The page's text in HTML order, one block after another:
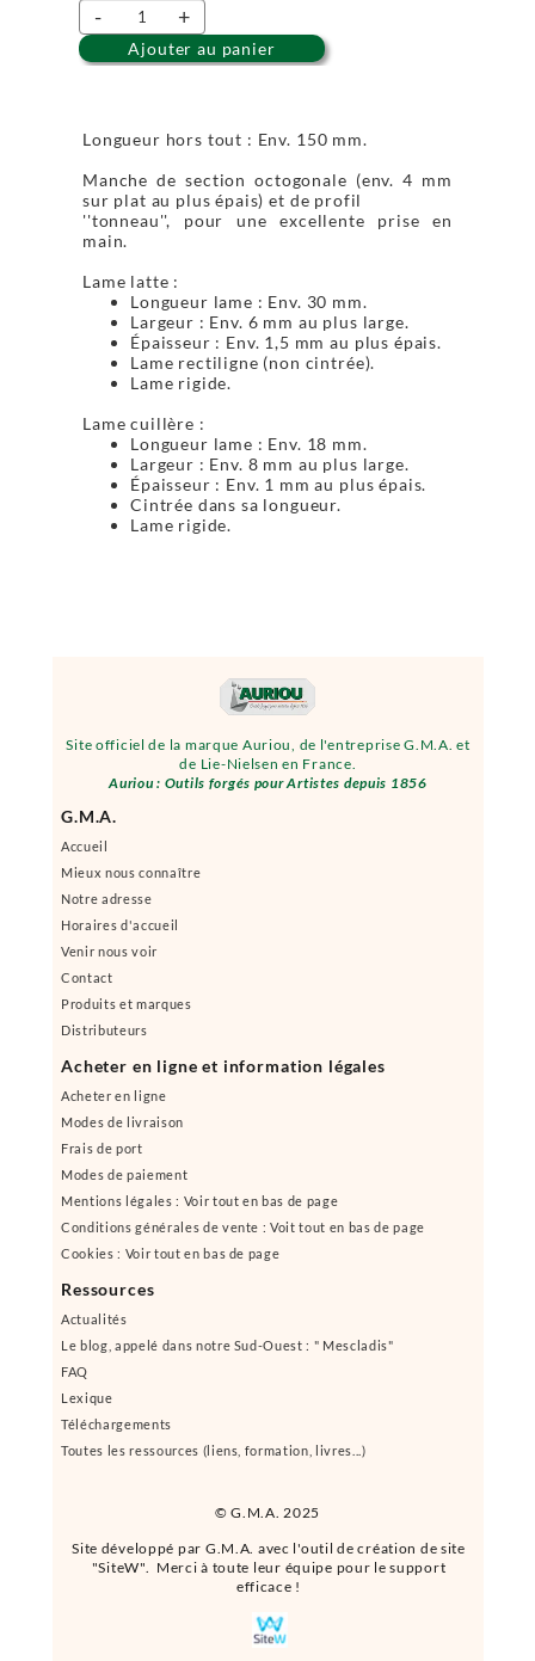
© G.M.A. 2025
Site officiel de la marque Auriou, de l'entreprise G.M.A. et
de Lie-Nielsen en France.
Auriou : Outils forgés pour Artistes depuis 1856
Site développé par G.M.A. avec l'outil de création de site
"SiteW". Merci à toute leur équipe pour le support
efficace !
G.M.A.
Accueil
Mieux nous connaître
Notre adresse
Horaires d'accueil
Venir nous voir
Contact
Produits et marques
Distributeurs
Acheter en ligne et information légales
Acheter en ligne
Modes de livraison
Frais de port
Modes de paiement
Mentions légales : Voir tout en bas de page
Conditions générales de vente : Voit tout en bas de page
Cookies : Voir tout en bas de page
Ressources
Actualités
Le blog, appelé dans notre Sud-Ouest : " Mescladis"
FAQ
Lexique
Téléchargements
Toutes les ressources (liens, formation, livres...)
- +
Ajouter au panier
Longueur hors tout : Env. 150 mm.
Manche de section octogonale (env. 4 mm
sur plat au plus épais) et de profil
''tonneau'', pour une excellente prise en
main.
Lame latte :
Longueur lame : Env. 30 mm.
Largeur : Env. 6 mm au plus large.
Épaisseur : Env. 1,5 mm au plus épais.
Lame rectiligne (non cintrée).
Lame rigide.
Lame cuillère :
Longueur lame : Env. 18 mm.
Largeur : Env. 8 mm au plus large.
Épaisseur : Env. 1 mm au plus épais.
Cintrée dans sa longueur.
Lame rigide.